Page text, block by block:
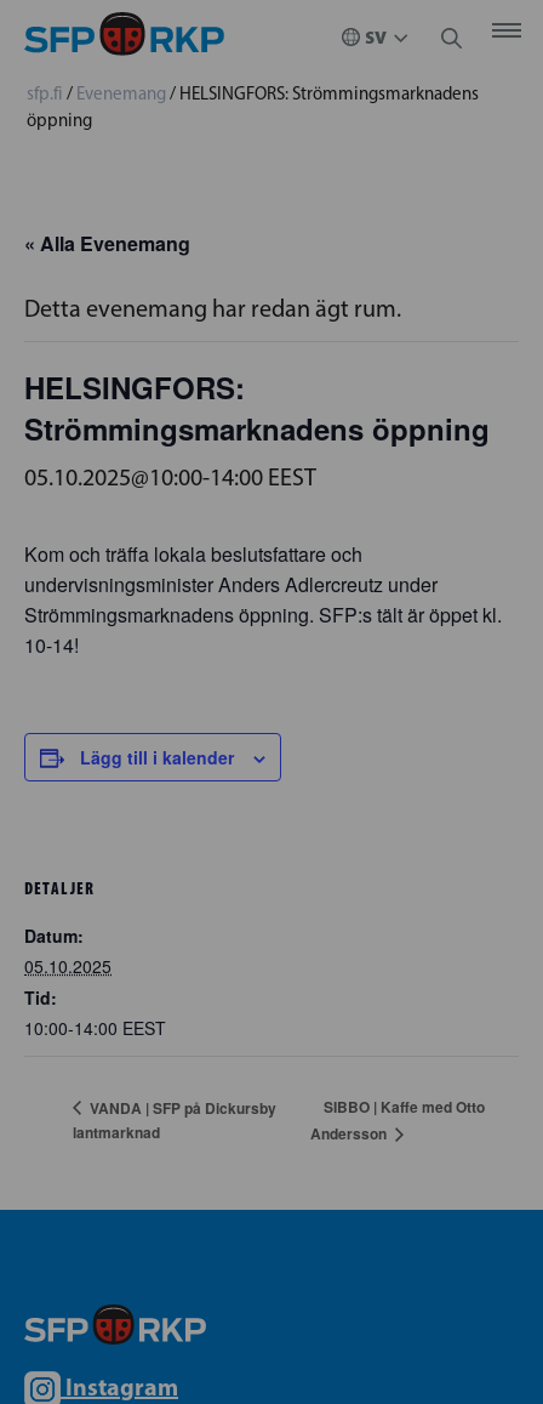
sfp.fi / Evenemang / HELSINGFORS: Strömmingsmarknadens
öppning
« Alla Evenemang
Detta evenemang har redan ägt rum.
HELSINGFORS:
Strömmingsmarknadens öppning
05.10.2025@10:00-14:00 EEST
Kom och träffa lokala beslutsfattare och
undervisningsminister Anders Adlercreutz under
Strömmingsmarknadens öppning. SFP:s tält är öppet kl.
10-14!
Lägg till i kalender
DETALJER
Datum:
05.10.2025
Tid:
10:00-14:00 EEST
VANDA | SFP på Dickursby
lantmarknad
SIBBO | Kaffe med Otto
Andersson
Instagram